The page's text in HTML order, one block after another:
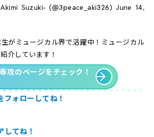
Suzuki- (@3peace_aki326)June 14,
がミュージカル界で活躍中！ミュージカル
介しています！
攻のページをチェック！
フォローしてね！
してね！